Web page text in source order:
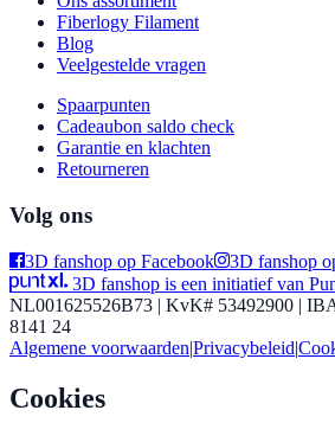
Fiberlogy Filament
Blog
Veelgestelde vragen
Spaarpunten
Cadeaubon saldo check
Garantie en klachten
Retourneren
Volg ons
3D fanshop op Facebook
3D fanshop
3D fanshop is een initiatief van
NL001625526B73 | KvK# 53492900 |
8141 24
Algemene voorwaarden|Privacybeleid|
Cookies